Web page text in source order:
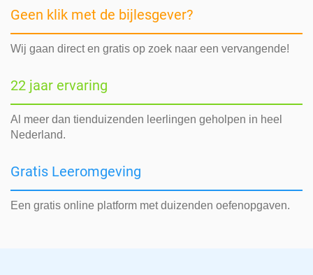
Geen klik met de bijlesgever?
Wij gaan direct en gratis op zoek naar een vervangende!
22 jaar ervaring
Al meer dan tienduizenden leerlingen geholpen in heel
Nederland.
Gratis Leeromgeving
Een gratis online platform met duizenden oefenopgaven.